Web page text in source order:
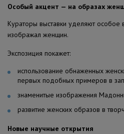
Особый акцент — на образах
Кураторы выставки уделяют особое
изображал женщин.
Экспозиция покажет:
использование обнаженных
первых подобных примеров в
знаменитые изображения
развитие женских образов в
Новые научные открытия